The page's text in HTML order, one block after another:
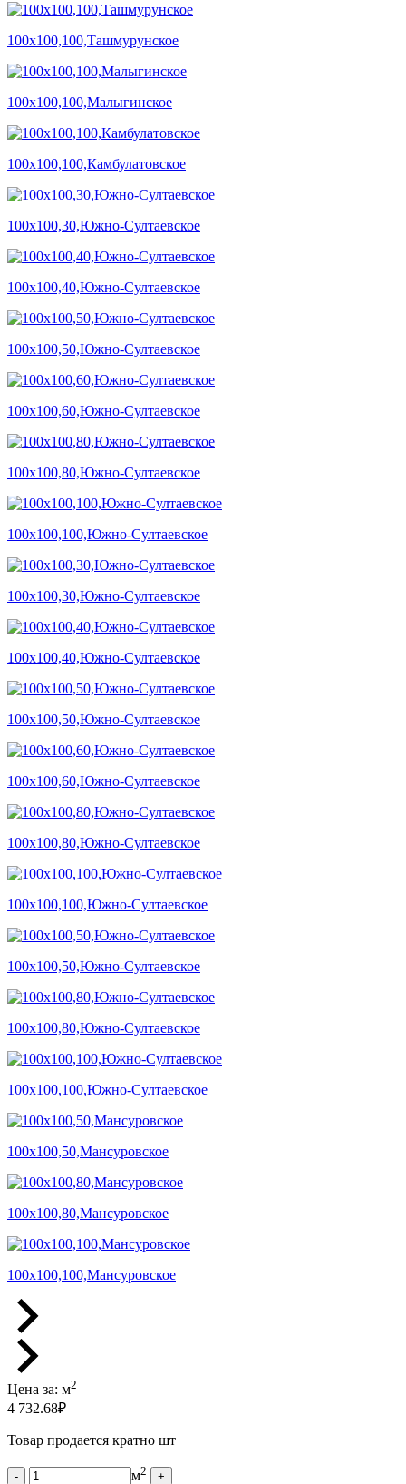
100х100,100,Ташмурунское
100х100,100,Малыгинское
100х100,100,Камбулатовское
100х100,30,Южно-Султаевское
100х100,40,Южно-Султаевское
100х100,50,Южно-Султаевское
100х100,60,Южно-Султаевское
100х100,80,Южно-Султаевское
100х100,100,Южно-Султаевское
100х100,30,Южно-Султаевское
100х100,40,Южно-Султаевское
100х100,50,Южно-Султаевское
100х100,60,Южно-Султаевское
100х100,80,Южно-Султаевское
100х100,100,Южно-Султаевское
100х100,50,Южно-Султаевское
100х100,80,Южно-Султаевское
100х100,100,Южно-Султаевское
100х100,50,Мансуровское
100х100,80,Мансуровское
100х100,100,Мансуровское
Цена за: м2
4 732.68₽
Товар продается кратно шт
- м2 +